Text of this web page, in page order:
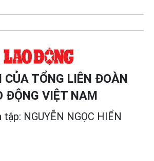
CỦA TỔNG LIÊN ĐOÀN
ĐỘNG VIỆT NAM
tập: NGUYỄN NGỌC HIỂN